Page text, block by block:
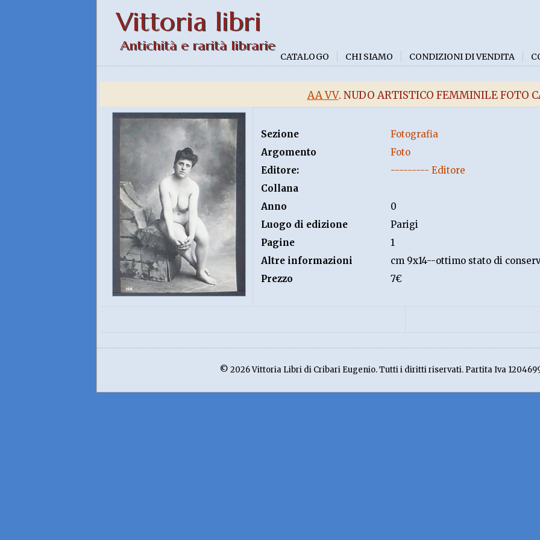
Vittoria libri
Antichità e rarità librarie
CATALOGO CHI SIAMO CONDIZIONI DI VENDITA
AA VV. NUDO ARTISTICO FEMMINILE FOTO
Sezione
Fotografia
Argomento
Foto
Editore:
--------- Editore
Collana
Anno
0
Luogo di edizione
Parigi
Pagine
1
Altre informazioni
cm 9x14--ottimo stato di
Prezzo
7€
© 2026 Vittoria Libri di Cribari Eugenio. Tutti i diritti riservati. Partita Iva